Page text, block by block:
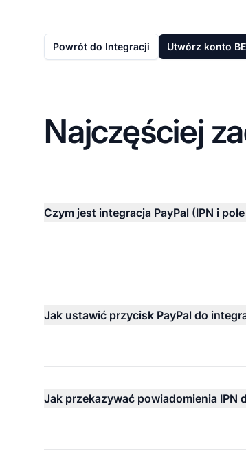
Powrót do Integracji Utwórz konto
Najczęściej
Czym jest integracja PayPal (IPN i
Jak ustawić przycisk PayPal do
Jak przekazywać powiadomienia IPN